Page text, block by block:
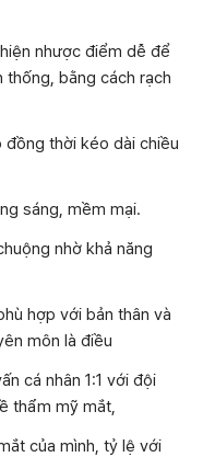
nhược điểm dễ để
bằng cách rạch
thời kéo dài chiều
sáng, mềm mại.
nhờ khả năng
hợp với bản thân và
môn là điều
cá nhân 1:1 với đội
thẩm mỹ mắt,
của mình, tỷ lệ với